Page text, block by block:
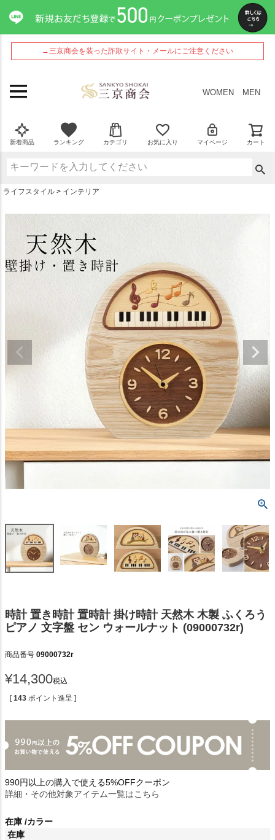
→三京商会を装った詐欺サイト・メールにご注意ください
WOMEN MEN
新着商品 ランキング カテゴリ お気に入り マイページ カート
ライフスタイル インテリア
時計 置き時計 置時計 掛け時計 天然木 木製 ふくろう
ピアノ 文字盤 セン ウォールナット (09000732r)
商品番号 09000732r
¥14,300税込
[ 143 ポイント進呈 ]
990円以上の購入で使える5%OFFクーポン
詳細・その他対象アイテム一覧はこちら
在庫 カラー
在庫
ペー
ジト
ップ
へ